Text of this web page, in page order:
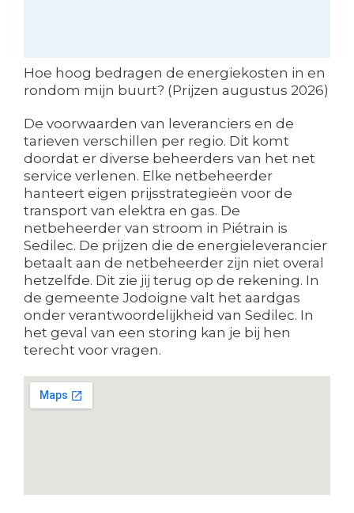
Hoe hoog bedragen de energiekosten in en
rondom mijn buurt? (Prijzen augustus 2026)
De voorwaarden van leveranciers en de
tarieven verschillen per regio. Dit komt
doordat er diverse beheerders van het net
service verlenen. Elke netbeheerder
hanteert eigen prijsstrategieën voor de
transport van elektra en gas. De
netbeheerder van stroom in Piétrain is
Sedilec. De prijzen die de energieleverancier
betaalt aan de netbeheerder zijn niet overal
hetzelfde. Dit zie jij terug op de rekening. In
de gemeente Jodoigne valt het aardgas
onder verantwoordelijkheid van Sedilec. In
het geval van een storing kan je bij hen
terecht voor vragen.